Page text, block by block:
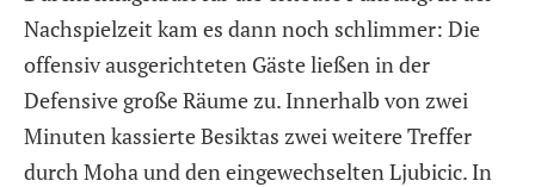
Nachspielzeit kam es dann noch schlimmer: Die
offensiv ausgerichteten Gäste ließen in der
Defensive große Räume zu. Innerhalb von zwei
Minuten kassierte Besiktas zwei weitere Treffer
durch Moha und den eingewechselten Ljubicic. In